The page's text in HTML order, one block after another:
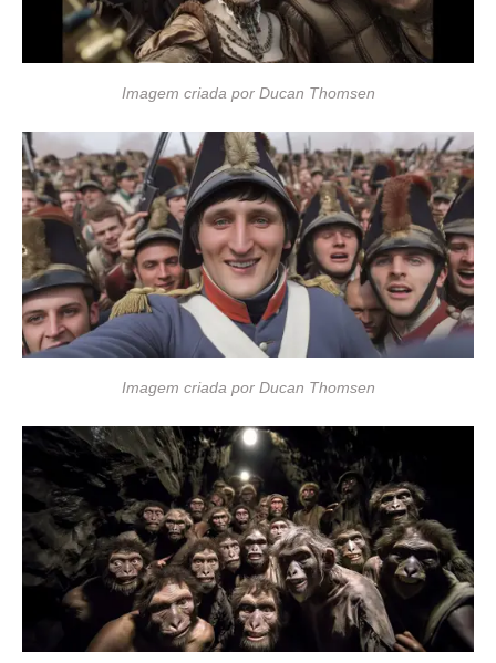
Imagem criada por Ducan Thomsen
Imagem criada por Ducan Thomsen